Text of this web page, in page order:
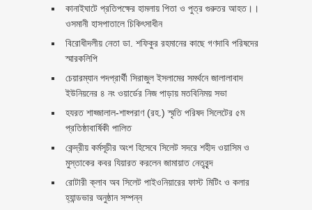
কানাইঘাটে প্রতিপক্ষের হামলায় পিতা ও পুত্র গুরুতর আহত।।
ওসমানী হাসপাতালে চিকিৎসাধীন
বিরোধীদলীয় নেতা ডা. শফিকুর রহমানের কাছে গণদাবি পরিষদের
স্মারকলিপি ‎
চেয়ারম্যান পদপ্রার্থী সিরাজুল ইসলামের সমর্থনে জালালাবাদ
ইউনিয়নের ৪ নং ওয়ার্ডের নিজ পাড়ায় মতবিনিময় সভা
হযরত শাহ্জালাল-শাহ্পরাণ (রহ.) স্মৃতি পরিষদ সিলেটের ৫ম
প্রতিষ্ঠাবার্ষিকী পালিত ‎​
কেন্দ্রীয় কর্মসূচীর অংশ হিসেবে সিলেট সদরে শহীদ ওয়াসিম ও
মুস্তাকের কবর যিয়ারত করলেন জামায়াত নেতৃবৃন্দ ‎
রোটারী ক্লাব অব সিলেট পাইওনিয়ারের ফাস্ট মিটিং ও কলার
হ্যান্ডভার অনুষ্ঠান সম্পন্ন